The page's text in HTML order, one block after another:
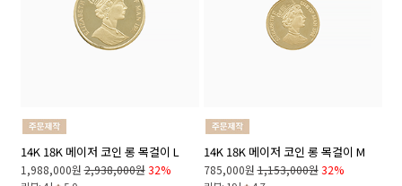
14K 18K 메이저 코인 롱 목걸이 L
1,988,000원 2,938,000원 32%
14K 18K 메이저 코인 롱 목걸이 M
785,000원 1,153,000원 32%